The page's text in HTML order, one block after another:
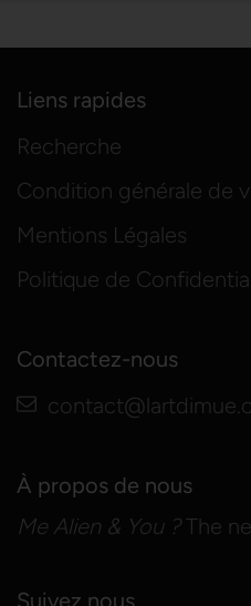
Liens rapides
Recherche
Condition générale de
Mentions Légales
Politique de
Contactez-nous
À propos de nous
Me Alien & You ?The
Suivez nous